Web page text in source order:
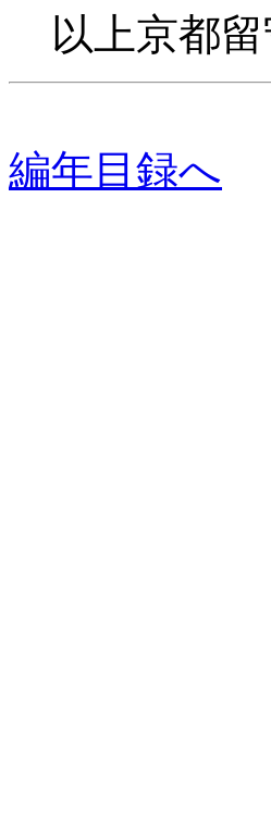
以上京都留
編年目録へ